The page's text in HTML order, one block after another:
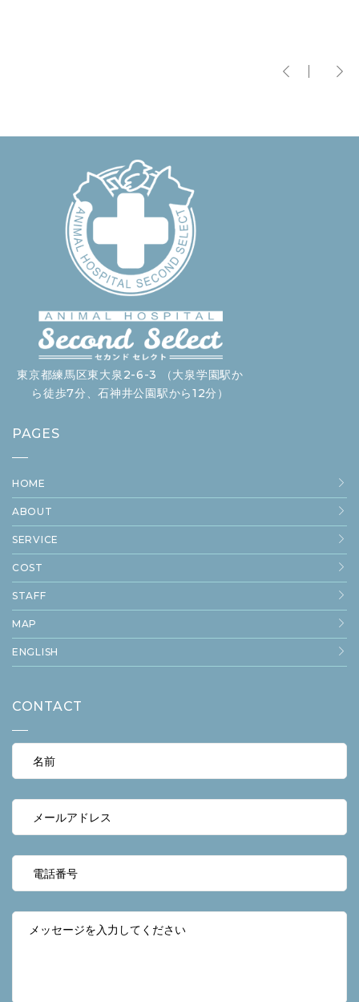
東京都練馬区東大泉2-6-3 （大泉学園駅か
ら徒歩7分、石神井公園駅から12分）
PAGES
HOME
ABOUT
SERVICE
COST
STAFF
MAP
ENGLISH
CONTACT